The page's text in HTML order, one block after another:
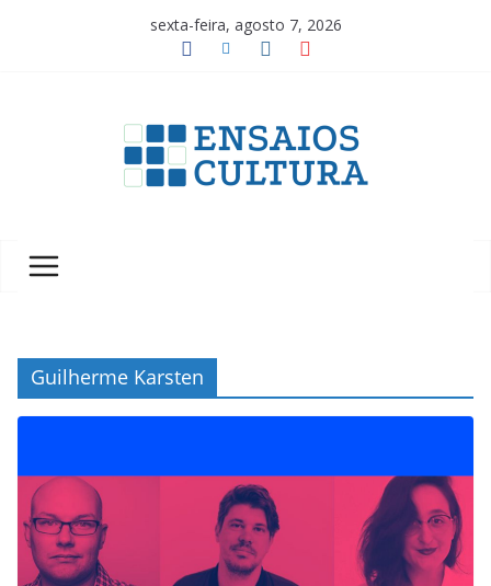
sexta-feira, agosto 7, 2026
a
d
a
u
t
u
Guilherme Karsten